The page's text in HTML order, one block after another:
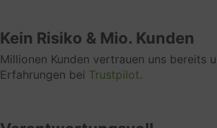
Kein Risiko & Mio. Kunden
Millionen Kunden vertrauen uns bereits
Erfahrungen bei Trustpilot.
oder Statistik-Cookies werden
Zahl von Einzelbesuchern oder das
Nutzungsverhalten auf der
ermitteln. Marketing-Cookies